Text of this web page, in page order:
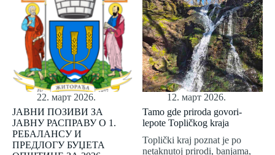
22. март 2026.
ЈАВНИ ПОЗИВИ ЗА
ЈАВНУ РАСПРАВУ О 1.
РЕБАЛАНСУ И
ПРЕДЛОГУ БУЏЕТА
12. март 2026.
Tamo gde priroda govori-
lepote Topličkog kraja
Toplički kraj poznat je po
netaknutoj prirodi, banjama,